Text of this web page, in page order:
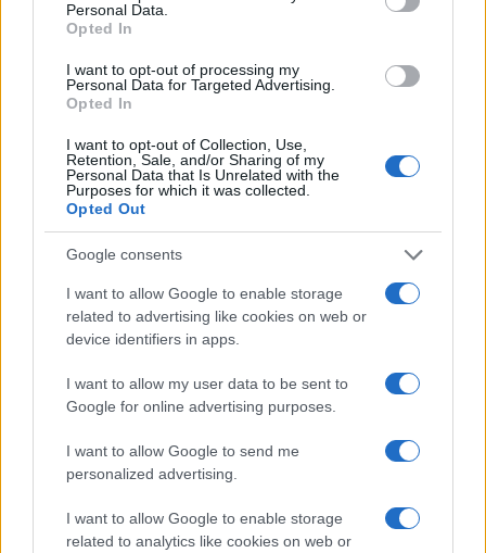
Personal Data.
Opted In
I want to opt-out of processing my
Personal Data for Targeted Advertising.
Opted In
I want to opt-out of Collection, Use,
Retention, Sale, and/or Sharing of my
Personal Data that Is Unrelated with the
Purposes for which it was collected.
Opted Out
Google consents
I want to allow Google to enable storage
related to advertising like cookies on web or
device identifiers in apps.
I want to allow my user data to be sent to
Google for online advertising purposes.
I want to allow Google to send me
personalized advertising.
I want to allow Google to enable storage
related to analytics like cookies on web or
maria carneci maria carneci vatican next star papa
Articol anterior
Festivalul Callatis, în
Următorul articol
videoclip